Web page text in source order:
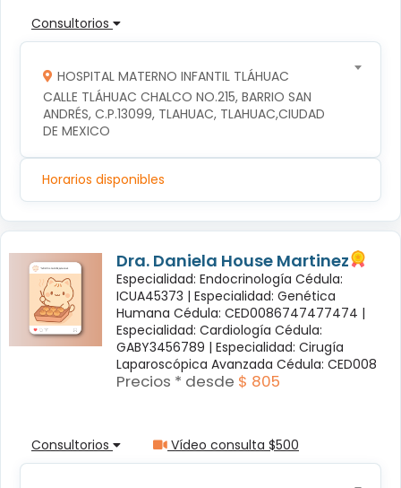
Consultorios
HOSPITAL MATERNO INFANTIL TLÁHUAC
CALLE TLÁHUAC CHALCO NO.215, BARRIO SAN
ANDRÉS, C.P.13099, TLAHUAC, TLAHUAC,CIUDAD
DE MEXICO
Horarios disponibles
Dra. Daniela House Martinez
Especialidad: Endocrinología Cédula:
ICUA45373 | Especialidad: Genética
Humana Cédula: CED0086747477474 |
Especialidad: Cardiología Cédula:
GABY3456789 | Especialidad: Cirugía
Laparoscópica Avanzada Cédula: CED008
Precios * desde $ 805
Consultorios Vídeo consulta $500